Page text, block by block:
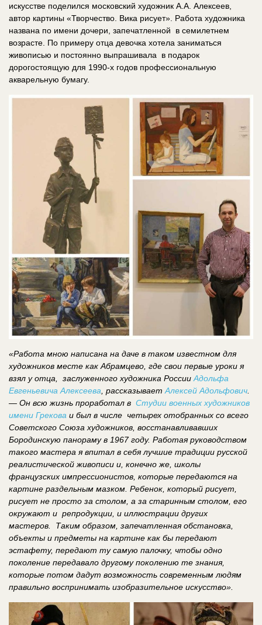
искусстве поделился московский художник А.А. Алексеев,
автор картины «Творчество. Вика рисует». Работа художника
названа по имени дочери, запечатленной в семилетнем
возрасте. По примеру отца девочка хотела заниматься
живописью и постоянно выпрашивала в подарок
дорогостоящую для 1990-х годов профессиональную
акварельную бумагу.
«Работа мною написана на даче в таком известном для
художников месте как Абрамцево, где свои первые уроки я
взял у отца, заслуженного художника России Адольфа
Евгеньевича Алексеева , рассказывает Алексей Адольфович
— Он всю жизнь проработал в Студии военных художников
имени Грекова и был в числе четырех отобранных со всего
Советского Союза художников, восстанавливавших
Бородинскую панораму в 1967 году. Работая руководством
такого мастера я впитал в себя лучшие традиции русской
реалистической живописи и, конечно же, школы
французских импрессионистов, которые передаются на
картине раздельным мазком. Ребенок, который рисует,
рисует не просто за столом, а за старинным столом, его
окружают и репродукции, и иллюстрации других
мастеров. Таким образом, запечатленная обстановка,
объекты и предметы на картине как бы передают
эстафету, передают ту самую палочку, чтобы одно
поколение передавало другому поколению те знания,
которые потом дадут возможность современным людям
правильно воспринимать изобразительное искусство».